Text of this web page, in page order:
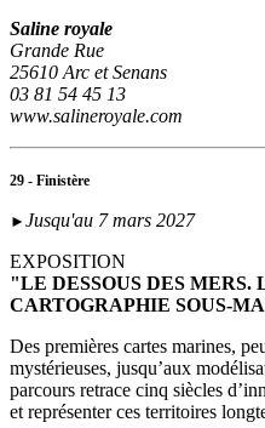
Saline royale
Grande Rue
25610 Arc et Senans
03 81 54 45 13
www.salineroyale.com
29 - Finistère
► Jusqu'au 7 mars 2027
EXPOSITION
"LE DESSOUS DES MERS.
CARTOGRAPHIE SOUS-
Des premières cartes marines,
mystérieuses, jusqu’aux
parcours retrace cinq siècles
et représenter ces territoires